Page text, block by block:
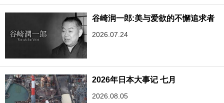
谷崎润一郎:美与爱欲的不懈追求者
2026.07.24
2026年日本大事记 七月
2026.08.05